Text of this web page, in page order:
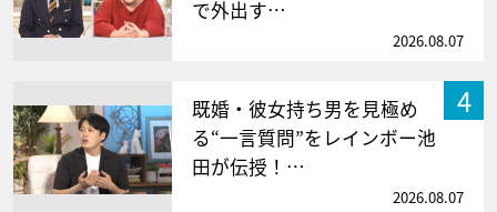
で外出す…
2026.08.07
4
既婚・彼女持ち男を見極め
る“一言質問”をレインボー池
田が伝授！…
2026.08.07